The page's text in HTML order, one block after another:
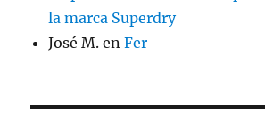
la marca Superdry
José M. enFer